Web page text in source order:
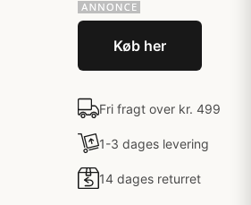
Køb her
Fri fragt over kr. 499
1-3 dages levering
14 dages returret